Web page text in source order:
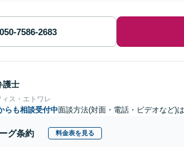
護士
ス・エトワレ
らも相談受付中面談方法(対面・電話・ビデオなど)
グ条約 料金表を見る